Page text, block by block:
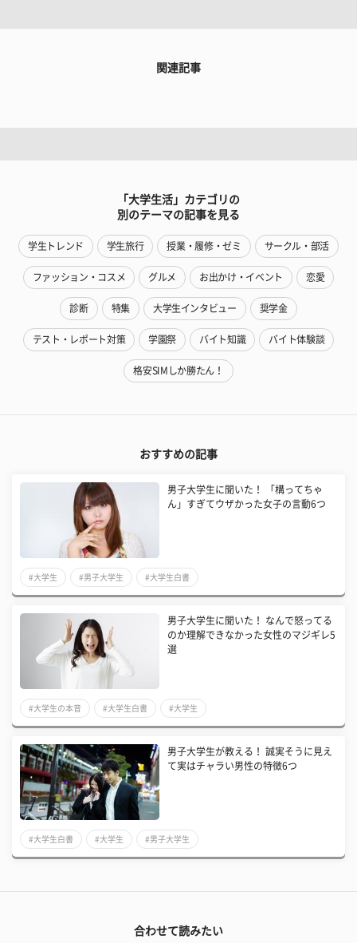
関連記事
「大学生活」カテゴリの
別のテーマの記事を見る
学生トレンド 学生旅行 授業・履修・ゼミ サークル・部活
ファッション・コスメ グルメ お出かけ・イベント 恋愛
診断 特集 大学生インタビュー 奨学金
テスト・レポート対策 学園祭 バイト知識 バイト体験談
格安SIMしか勝たん！
おすすめの記事
男子大学生に聞いた！ 「構ってちゃ
ん」すぎてウザかった女子の言動6つ
#大学生 #男子大学生 #大学生白書
男子大学生に聞いた！ なんで怒ってる
のか理解できなかった女性のマジギレ5
選
#大学生の本音 #大学生白書 #大学生
男子大学生が教える！ 誠実そうに見え
て実はチャラい男性の特徴6つ
#大学生白書 #大学生 #男子大学生
合わせて読みたい